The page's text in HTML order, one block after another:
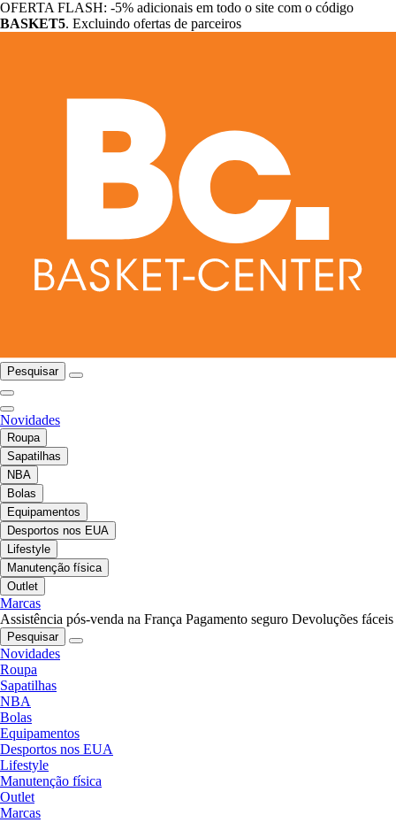
OFERTA FLASH: -5% adicionais em todo o site com o código
BASKET5. Excluindo ofertas de parceiros
Pesquisar
Novidades
Roupa
Sapatilhas
NBA
Bolas
Equipamentos
Desportos nos EUA
Lifestyle
Manutenção física
Outlet
Marcas
Assistência pós-venda na França Pagamento seguro Devoluções fáceis
Pesquisar
Novidades
Roupa
Sapatilhas
NBA
Bolas
Equipamentos
Desportos nos EUA
Lifestyle
Manutenção física
Outlet
Marcas